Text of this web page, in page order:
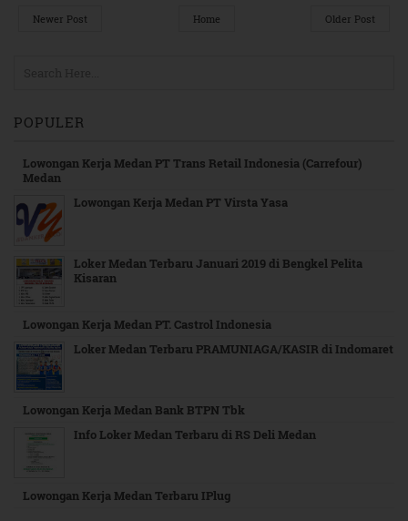
Newer Post Older Post
Home
POPULER
Lowongan Kerja Medan PT Trans Retail Indonesia (Carrefour)
Medan
Lowongan Kerja Medan PT Virsta Yasa
Loker Medan Terbaru Januari 2019 di Bengkel Pelita
Kisaran
Lowongan Kerja Medan PT. Castrol Indonesia
Loker Medan Terbaru PRAMUNIAGA/KASIR di Indomaret
Lowongan Kerja Medan Bank BTPN Tbk
Info Loker Medan Terbaru di RS Deli Medan
Lowongan Kerja Medan Terbaru IPlug